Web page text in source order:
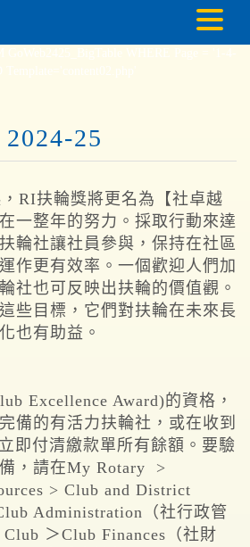
25
RI扶輪獎將更名為【社卓越
一整年的努力。採取行動來達
輪社讓社員參與，保持在社區
作更有效率。一個歡迎人們加
社也可反映出扶輪的價值觀。
些目標，它們對扶輪在未來長
也有助益。
Excellence Award)的資格，
備的有活力扶輪社，或在收到
即付清繳款單所有餘額。要驗
，請在My Rotary >
> Club and District
Administration（社行政管
＞Club Finances（社財